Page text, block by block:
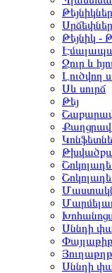
Սրճեփներ
Թեյնիկ -
Ջուր և
Լուծվող
Սև սուրճ
Թեյ
Սննդի
Սննդի